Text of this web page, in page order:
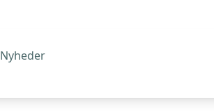
Nyheder